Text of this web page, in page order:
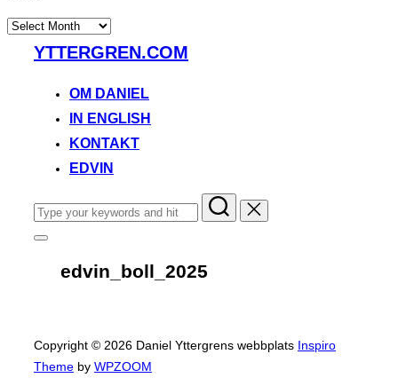
Arkiv
YTTERGREN.COM
OM DANIEL
IN ENGLISH
KONTAKT
EDVIN
Search
for:
Toggle
edvin_boll_2025
Copyright © 2026 Daniel Yttergrens webbplats Inspiro
Theme by WPZOOM